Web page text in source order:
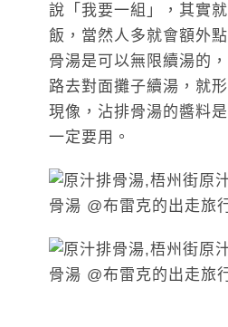
說「我要一組」，其實
飯，當然人多就會額外
骨湯是可以無限續湯的
路去對面攤子續湯，就
現像，沾排骨湯的醬料
一定要用。